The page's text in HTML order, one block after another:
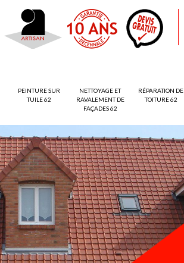
PEINTURE SUR
TUILE 62
NETTOYAGE ET
RAVALEMENT DE
FAÇADES 62
RÉPARATION DE
TOITURE 62